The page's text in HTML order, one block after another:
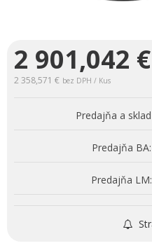
2 901,042 €
2 358,571 € bez DPH / Kus
Predajňa a sklad
Predajňa BA:
Predajňa LM: